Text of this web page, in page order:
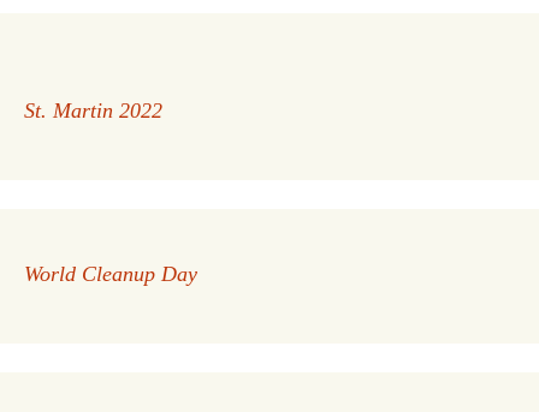
St. Martin 2022
World Cleanup Day